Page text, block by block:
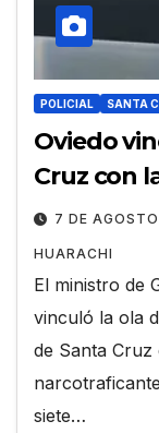
POLICIAL SANTA
Oviedo
Cruz con
7 DE
HUARACHI
El ministro de
vinculó la ola
de Santa
siete…